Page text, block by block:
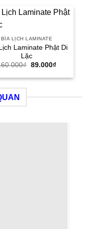
88.000₫.
BÌA LỊCH LAMINATE
Laminate Phật Di
Lặc
₫ Giá
là:
89.000₫Giá
tại